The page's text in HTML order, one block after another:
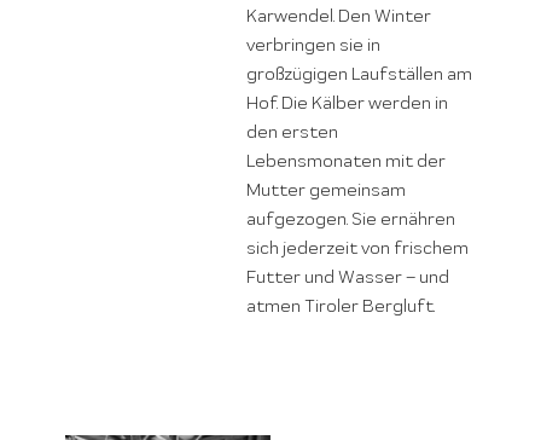
Karwendel. Den Winter
verbringen sie in
großzügigen Laufställen am
Hof. Die Kälber werden in
den ersten
Lebensmonaten mit der
Mutter gemeinsam
aufgezogen. Sie ernähren
sich jederzeit von frischem
Futter und Wasser – und
atmen Tiroler Bergluft.